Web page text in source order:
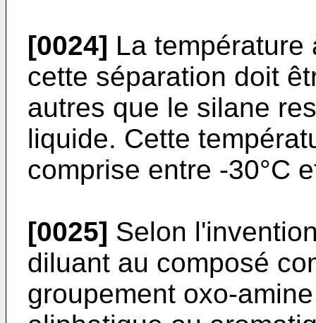
[0024] La température
cette séparation doit
autres que le silane
liquide. Cette
comprise entre -30°C
[0025] Selon
diluant au composé
groupement oxo-